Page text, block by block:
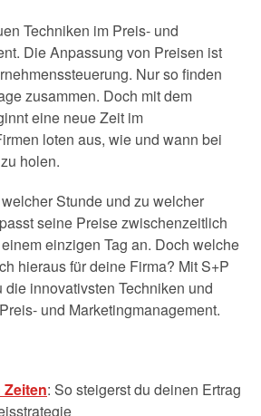
Techniken im Preis- und
Die Anpassung von Preisen ist
Nur so finden
zusammen. Doch mit dem
eine neue Zeit im
loten aus, wie und wann bei
holen.
Stunde und zu welcher
seine Preise zwischenzeitlich
einzigen Tag an. Doch welche
hieraus für deine Firma? Mit S+P
innovativsten Techniken und
und Marketingmanagement.
: So steigerst du deinen Ertrag